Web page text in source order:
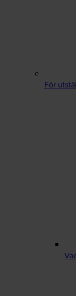
För